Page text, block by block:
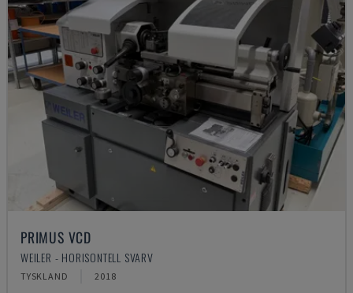
PRIMUS VCD
WEILER - HORISONTELL SVARV
TYSKLAND 2018